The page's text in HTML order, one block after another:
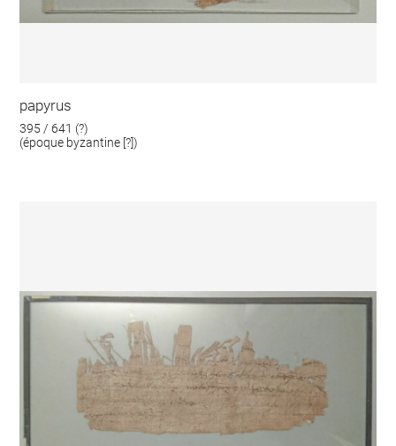
papyrus
395 / 641 (?)
(époque byzantine [?])